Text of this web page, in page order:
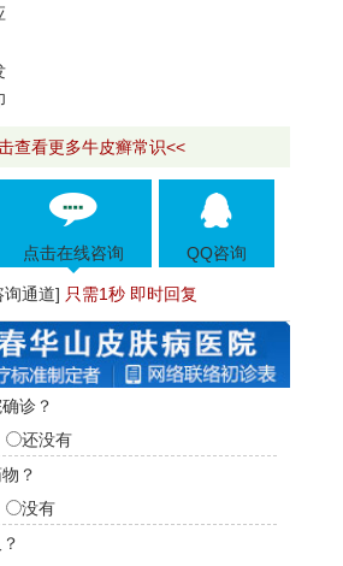
查看更多牛皮癣常识<<
点击在线咨询 QQ咨询
询通道] 只需1秒 即时回复
诊？
还没有
？
没有